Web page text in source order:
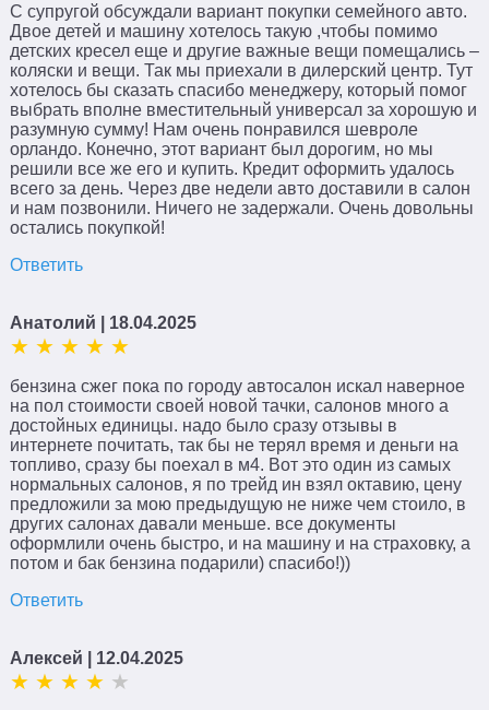
С супругой обсуждали вариант покупки семейного авто.
Двое детей и машину хотелось такую ,чтобы помимо
детских кресел еще и другие важные вещи помещались –
коляски и вещи. Так мы приехали в дилерский центр. Тут
хотелось бы сказать спасибо менеджеру, который помог
выбрать вполне вместительный универсал за хорошую и
разумную сумму! Нам очень понравился шевроле
орландо. Конечно, этот вариант был дорогим, но мы
решили все же его и купить. Кредит оформить удалось
всего за день. Через две недели авто доставили в салон
и нам позвонили. Ничего не задержали. Очень довольны
остались покупкой!
Ответить
Анатолий | 18.04.2025
бензина сжег пока по городу автосалон искал наверное
на пол стоимости своей новой тачки, салонов много а
достойных единицы. надо было сразу отзывы в
интернете почитать, так бы не терял время и деньги на
топливо, сразу бы поехал в м4. Вот это один из самых
нормальных салонов, я по трейд ин взял октавию, цену
предложили за мою предыдущую не ниже чем стоило, в
других салонах давали меньше. все документы
оформлили очень быстро, и на машину и на страховку, а
потом и бак бензина подарили) спасибо!))
Ответить
Алексей | 12.04.2025